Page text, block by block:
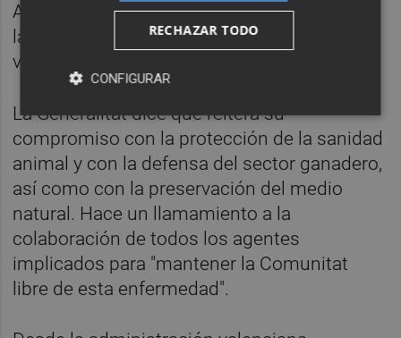
Agrupaciones de Defensa Sanitaria (ADS) y
las empresas integradoras para reforzar la
vigilancia y las medidas de bioseguridad.
La Generalitat dice que reitera su
compromiso con la protección de la sanidad
animal y con la defensa del sector ganadero,
así como con la preservación del medio
natural. Hace un llamamiento a la
colaboración de todos los agentes
implicados para "mantener la Comunitat
libre de esta enfermedad".
RECHAZAR TODO
CONFIGURAR